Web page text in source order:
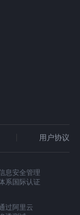
用户协议
息安全管理
系国际认证
过阿里云